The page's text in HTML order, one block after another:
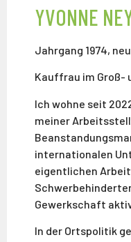
YVONNE
Jahrgang 1974,
Kauffrau im Groß-
Ich wohne seit
meiner
internationalen
eigentlichen
Gewerkschaft
In der Ortspolitik